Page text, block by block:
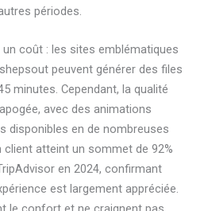
périodes.
coût : les sites emblématiques
peuvent générer des files
minutes. Cependant, la qualité
avec des animations
disponibles en de nombreuses
client atteint un sommet de 92%
en 2024, confirmant
est largement appréciée.